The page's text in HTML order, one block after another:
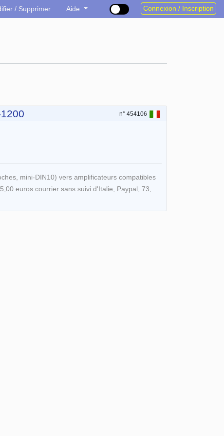
/ Supprimer Aide Connexion / Inscription
n° 454106
mini-DIN10) vers amplificateurs compatibles
euros courrier sans suivi d'Italie, Paypal, 73,